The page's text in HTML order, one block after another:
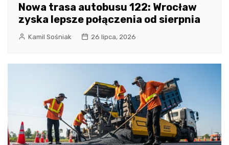
Nowa trasa autobusu 122: Wrocław
zyska lepsze połączenia od sierpnia
Kamil Sośniak 26 lipca, 2026